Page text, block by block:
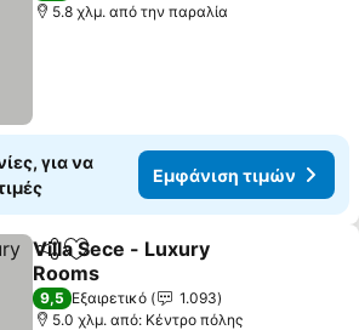
5.8 χλμ. από την παραλία
για να
Εμφάνιση τιμών
Κοινοποίηση
Προσθήκη στα αγαπημένα
Villa Sece - Luxury
Rooms
Εμφάνιση τιμών
9,5 Εξαιρετικό
1.093
5.0 χλμ. από: Κέντρο πόλης